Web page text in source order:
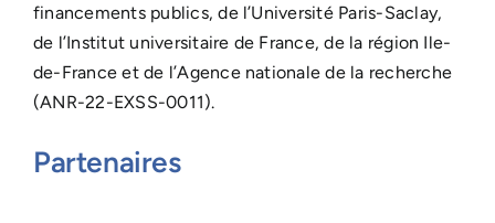
financements publics, de l’Université Paris-Saclay,
de l’Institut universitaire de France, de la région Ile-
de-France et de l’Agence nationale de la recherche
(ANR-22-EXSS-0011).
Partenaires